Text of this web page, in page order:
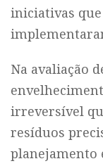
iniciativas
Na avaliação
irreversível
resíduos
planejamento